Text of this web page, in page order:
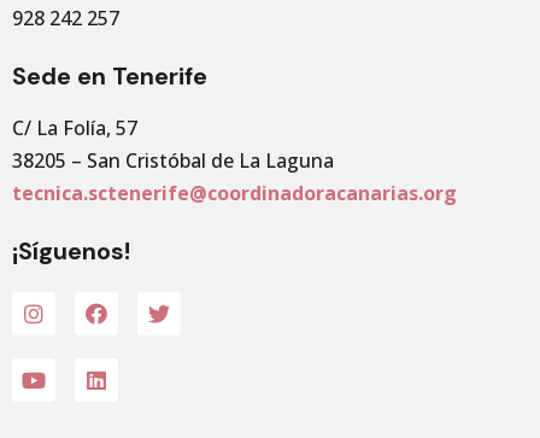
928 242 257
Sede en Tenerife
C/ La Folía, 57
38205 – San Cristóbal de La Laguna
tecnica.sctenerife@coordinadoracanarias.org
¡Síguenos!